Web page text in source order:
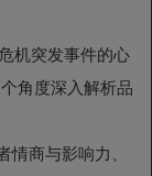
机突发事件的心
角度深入解析品
情商与影响力、